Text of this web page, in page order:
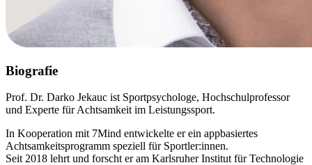
Biografie
Prof. Dr. Darko Jekauc ist Sportpsychologe, Hochschulprofessor
und Experte für Achtsamkeit im Leistungssport.
In Kooperation mit 7Mind entwickelte er ein appbasiertes
Achtsamkeitsprogramm speziell für Sportler:innen.
Seit 2018 lehrt und forscht er am Karlsruher Institut für Technologie